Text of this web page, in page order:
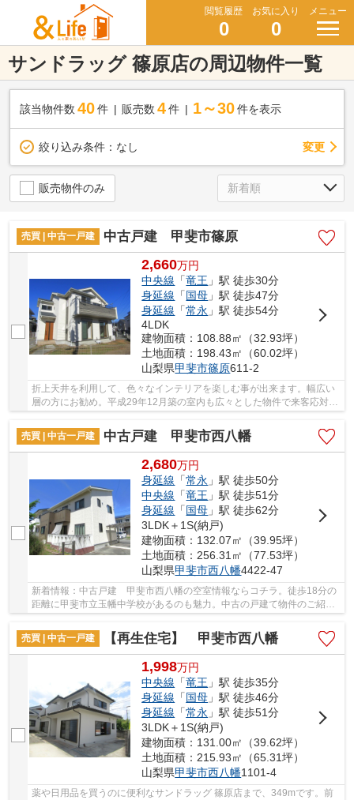
閲覧履歴
0
お気に入り
0
メニュー
サンドラッグ 篠原店の周辺物件一覧
該当物件数 40件 販売数 4 件 1～30 件を表示
絞り込み条件： なし 変更
販売物件のみ
売買 | 中古一戸建 中古戸建 甲斐市篠原
2,660万円
中央線 「竜王 」駅 徒歩30分
身延線 「国母 」駅 徒歩47分
身延線 「常永 」駅 徒歩54分
4LDK
建物面積：108.88㎡（32.93坪）
土地面積：198.43㎡（60.02坪）
山梨県甲斐市篠原611-2
折上天井を利用して、色々なインテリアを楽しむ事が出来ます。幅広い
層の方にお勧め。平成29年12月築の室内も広々とした物件で来客応対に
売買 | 中古一戸建
中古戸建 甲斐市西八幡
2,680万円
身延線 「常永 」駅 徒歩50分
中央線 「竜王 」駅 徒歩51分
身延線 「国母 」駅 徒歩62分
3LDK＋1S(納戸)
建物面積：132.07㎡（39.95坪）
土地面積：256.31㎡（77.53坪）
山梨県甲斐市西八幡4422-47
新着情報：中古戸建 甲斐市西八幡の空室情報ならコチラ。徒歩18分の
距離に甲斐市立玉幡中学校があるのも魅力。中古の戸建て物件のご紹介
売買 | 中古一戸建
【再生住宅】 甲斐市西八幡
1,998万円
中央線 「竜王 」駅 徒歩35分
身延線 「国母 」駅 徒歩46分
身延線 「常永 」駅 徒歩51分
3LDK＋1S(納戸)
建物面積：131.00㎡（39.62坪）
土地面積：215.93㎡（65.31坪）
山梨県甲斐市西八幡1101-4
薬や日用品を買うのに便利なサンドラッグ 篠原店まで、349mです。前